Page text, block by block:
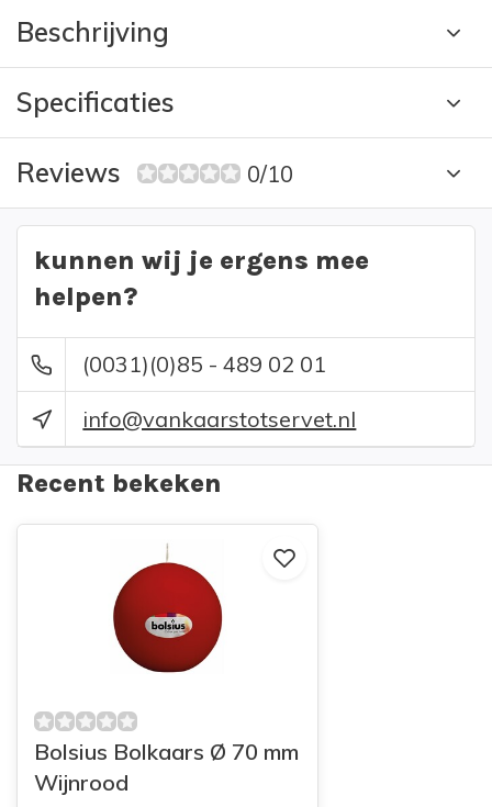
Beschrijving
Specificaties
Reviews 0/10
kunnen wij je ergens mee
helpen?
(0031)(0)85 - 489 02 01
info@vankaarstotservet.nl
Recent bekeken
Bolsius Bolkaars Ø 70 mm
Wijnrood